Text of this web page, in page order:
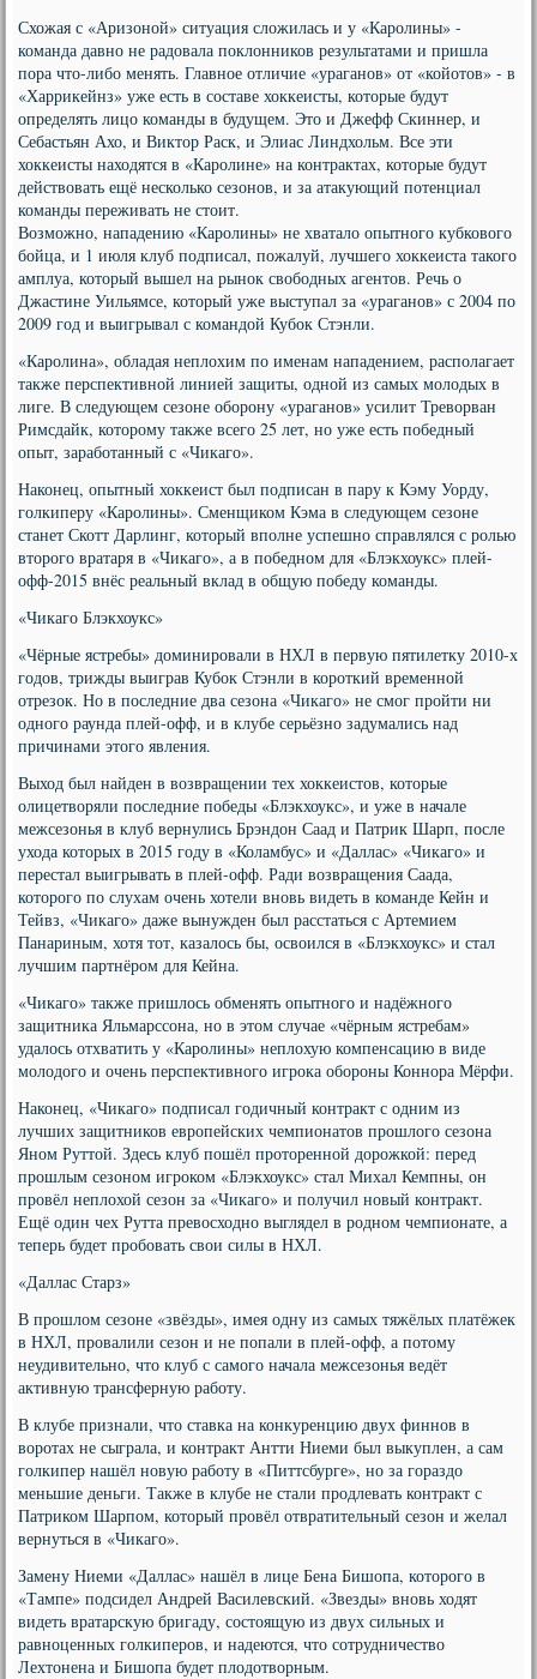
Схожая с «Аризоной» ситуация сложилась и у «Каролины» -
команда давно не радовала поклонников результатами и пришла
пора что-либо менять. Главное отличие «ураганов» от «койотов» - в
«Харрикейнз» уже есть в составе хоккеисты, которые будут
определять лицо команды в будущем. Это и Джефф Скиннер, и
Себастьян Ахо, и Виктор Раск, и Элиас Линдхольм. Все эти
хоккеисты находятся в «Каролине» на контрактах, которые будут
действовать ещё несколько сезонов, и за атакующий потенциал
команды переживать не стоит.
Возможно, нападению «Каролины» не хватало опытного кубкового
бойца, и 1 июля клуб подписал, пожалуй, лучшего хоккеиста такого
амплуа, который вышел на рынок свободных агентов. Речь о
Джастине Уильямсе, который уже выступал за «ураганов» с 2004 по
2009 год и выигрывал с командой Кубок Стэнли.
«Каролина», обладая неплохим по именам нападением, располагает
также перспективной линией защиты, одной из самых молодых в
лиге. В следующем сезоне оборону «ураганов» усилит Треворван
Римсдайк, которому также всего 25 лет, но уже есть победный
опыт, заработанный с «Чикаго».
Наконец, опытный хоккеист был подписан в пару к Кэму Уорду,
голкиперу «Каролины». Сменщиком Кэма в следующем сезоне
станет Скотт Дарлинг, который вполне успешно справлялся с ролью
второго вратаря в «Чикаго», а в победном для «Блэкхоукс» плей-
офф-2015 внёс реальный вклад в общую победу команды.
«Чикаго Блэкхоукс»
«Чёрные ястребы» доминировали в НХЛ в первую пятилетку 2010-х
годов, трижды выиграв Кубок Стэнли в короткий временной
отрезок. Но в последние два сезона «Чикаго» не смог пройти ни
одного раунда плей-офф, и в клубе серьёзно задумались над
причинами этого явления.
Выход был найден в возвращении тех хоккеистов, которые
олицетворяли последние победы «Блэкхоукс», и уже в начале
межсезонья в клуб вернулись Брэндон Саад и Патрик Шарп, после
ухода которых в 2015 году в «Коламбус» и «Даллас» «Чикаго» и
перестал выигрывать в плей-офф. Ради возвращения Саада,
которого по слухам очень хотели вновь видеть в команде Кейн и
Тейвз, «Чикаго» даже вынужден был расстаться с Артемием
Панариным, хотя тот, казалось бы, освоился в «Блэкхоукс» и стал
лучшим партнёром для Кейна.
«Чикаго» также пришлось обменять опытного и надёжного
защитника Яльмарссона, но в этом случае «чёрным ястребам»
удалось отхватить у «Каролины» неплохую компенсацию в виде
молодого и очень перспективного игрока обороны Коннора Мёрфи.
Наконец, «Чикаго» подписал годичный контракт с одним из
лучших защитников европейских чемпионатов прошлого сезона
Яном Руттой. Здесь клуб пошёл проторенной дорожкой: перед
прошлым сезоном игроком «Блэкхоукс» стал Михал Кемпны, он
провёл неплохой сезон за «Чикаго» и получил новый контракт.
Ещё один чех Рутта превосходно выглядел в родном чемпионате, а
теперь будет пробовать свои силы в НХЛ.
«Даллас Старз»
В прошлом сезоне «звёзды», имея одну из самых тяжёлых платёжек
в НХЛ, провалили сезон и не попали в плей-офф, а потому
неудивительно, что клуб с самого начала межсезонья ведёт
активную трансферную работу.
В клубе признали, что ставка на конкуренцию двух финнов в
воротах не сыграла, и контракт Антти Ниеми был выкуплен, а сам
голкипер нашёл новую работу в «Питтсбурге», но за гораздо
меньшие деньги. Также в клубе не стали продлевать контракт с
Патриком Шарпом, который провёл отвратительный сезон и желал
вернуться в «Чикаго».
Замену Ниеми «Даллас» нашёл в лице Бена Бишопа, которого в
«Тампе» подсидел Андрей Василевский. «Звезды» вновь ходят
видеть вратарскую бригаду, состоящую из двух сильных и
равноценных голкиперов, и надеются, что сотрудничество
Лехтонена и Бишопа будет плодотворным.